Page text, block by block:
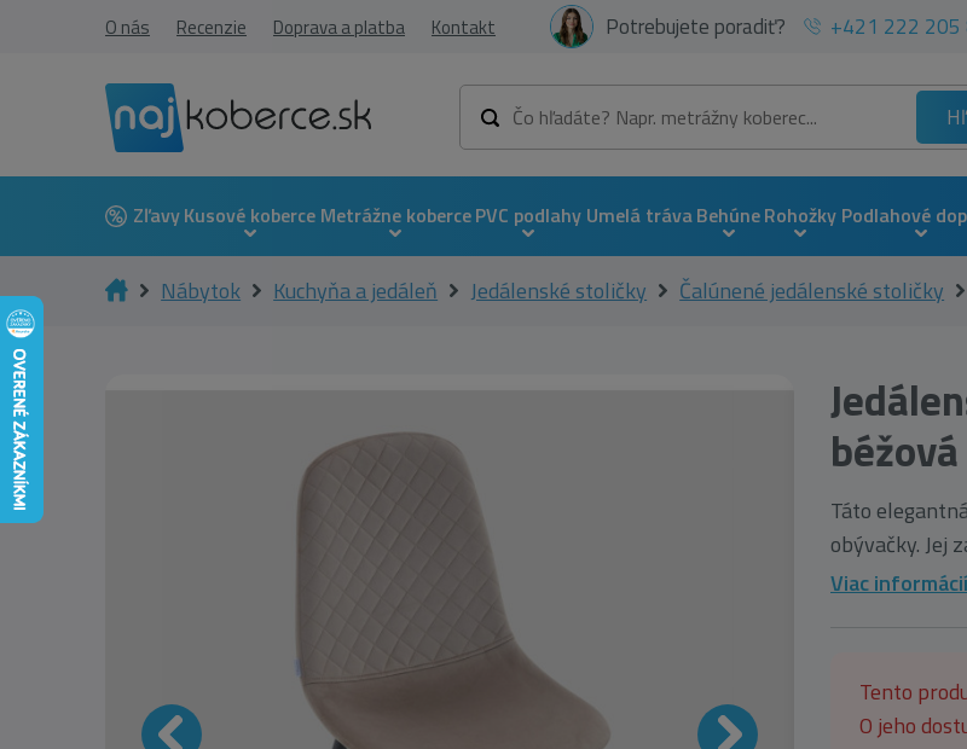
O nás Recenzie Doprava a platba Kontakt Potrebujete poradiť? +421 222 205
ZľavyKusové koberce Metrážne kobercePVC podlahy Umelá trávaBehúneRohožky Podlahové
Nábytok Kuchyňa a jedáleň Jedálenské stoličky Čalúnené jedálenské stoličky
Táto
obývačky. Jej
Viac informácií
Tento
O jeho